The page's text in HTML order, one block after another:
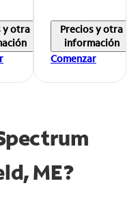
y otra
Precios y otra
información
Comenzar
ME?